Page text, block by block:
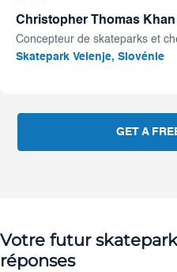
Christopher Thomas Khan
Concepteur de skateparks et
Skatepark Velenje, Slovénie
GET A
Votre futur
réponses